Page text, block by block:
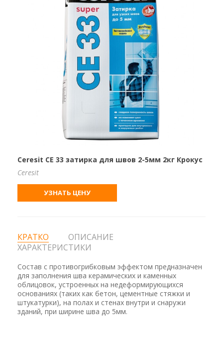
Ceresit CE 33 затирка для швов 2-5мм 2кг Крокус
Ceresit
УЗНАТЬ ЦЕНУ
КРАТКО
ОПИСАНИЕ
ХАРАКТЕРИСТИКИ
Состав с противогрибковым эффектом предназначен
для заполнения шва керамических и каменных
облицовок, устроенных на недеформирующихся
основаниях (таких как бетон, цементные стяжки и
штукатурки), на полах и стенах внутри и снаружи
зданий, при ширине шва до 5мм.